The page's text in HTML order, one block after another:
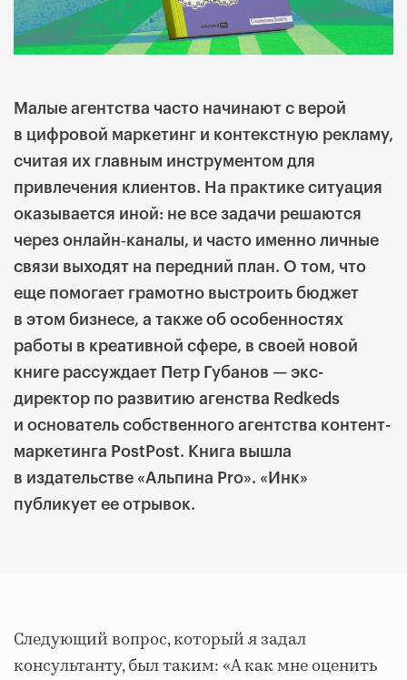
Малые агентства часто начинают с верой
в цифровой маркетинг и контекстную рекламу,
считая их главным инструментом для
привлечения клиентов. На практике ситуация
оказывается иной: не все задачи решаются
через онлайн‑каналы, и часто именно личные
связи выходят на передний план. О том, что
еще помогает грамотно выстроить бюджет
в этом бизнесе, а также об особенностях
работы в креативной сфере, в своей новой
книге рассуждает Петр Губанов — экс-
директор по развитию агенства Redkeds
и основатель собственного агентства контент-
маркетинга PostPost. Книга вышла
в издательстве «Альпина Pro». «Инк»
публикует ее отрывок.
Следующий вопрос, который я задал
консультанту, был таким: «А как мне оценить